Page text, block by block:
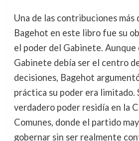
Una de las contribuciones más
Bagehot en este libro fue su
el poder del Gabinete.
Gabinete debía ser el centro
decisiones, Bagehot
práctica su poder era limitado.
verdadero poder residía en la
Comunes, donde el partido
gobernar sin ser realmente